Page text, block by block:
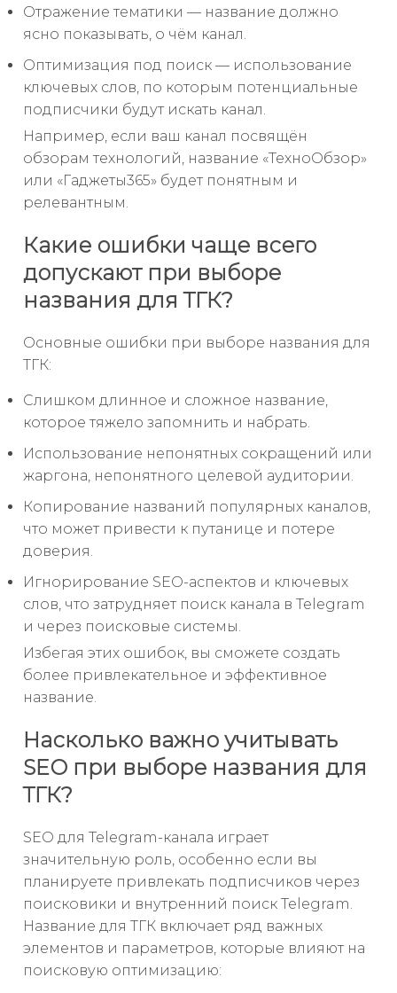
Отражение тематики — название должно
ясно показывать, о чём канал.
Оптимизация под поиск — использование
ключевых слов, по которым потенциальные
подписчики будут искать канал.
Например, если ваш канал посвящён
обзорам технологий, название «ТехноОбзор»
или «Гаджеты365» будет понятным и
релевантным.
Какие ошибки чаще всего
допускают при выборе
названия для ТГК?
Основные ошибки при выборе названия для
ТГК:
Слишком длинное и сложное название,
которое тяжело запомнить и набрать.
Использование непонятных сокращений или
жаргона, непонятного целевой аудитории.
Копирование названий популярных каналов,
что может привести к путанице и потере
доверия.
Игнорирование SEO-аспектов и ключевых
слов, что затрудняет поиск канала в Telegram
и через поисковые системы.
Избегая этих ошибок, вы сможете создать
более привлекательное и эффективное
название.
Насколько важно учитывать
SEO при выборе названия для
ТГК?
SEO для Telegram-канала играет
значительную роль, особенно если вы
планируете привлекать подписчиков через
поисковики и внутренний поиск Telegram.
Название для ТГК включает ряд важных
элементов и параметров, которые влияют на
поисковую оптимизацию: